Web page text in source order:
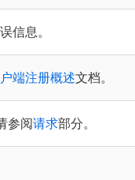
信息。
端注册概述文档。
参阅请求部分。